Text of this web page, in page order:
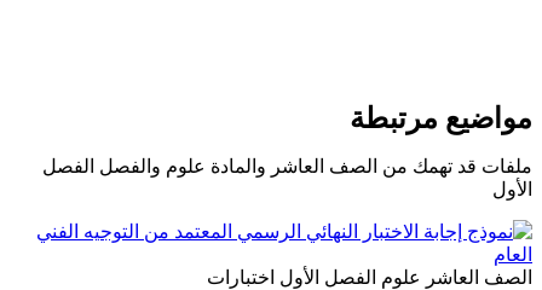
مواضيع مرتبطة
ملفات قد تهمك من الصف العاشر والمادة علوم والفصل الفصل
الأول
الصف العاشر علوم الفصل الأول اختبارات